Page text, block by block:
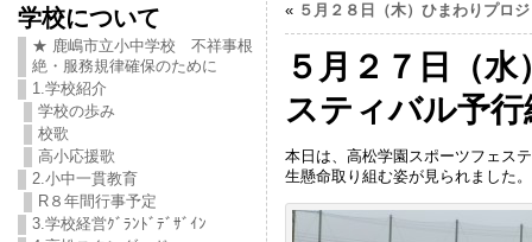
学校について
★ 鹿嶋市立小中学校 不祥事根
絶・服務規律確保のために
1.学校紹介
学校の歩み
校歌
高小応援歌
2.小中一貫教育
R８年間行事予定
3.学校経営ｸﾞﾗﾝﾄﾞﾃﾞｻﾞｲﾝ
« ５月２８日（木）ひまわりプロ
５月２７日（
スティバル予行
本日は、高松学園スポーツフェス
生懸命取り組む姿が見られました。